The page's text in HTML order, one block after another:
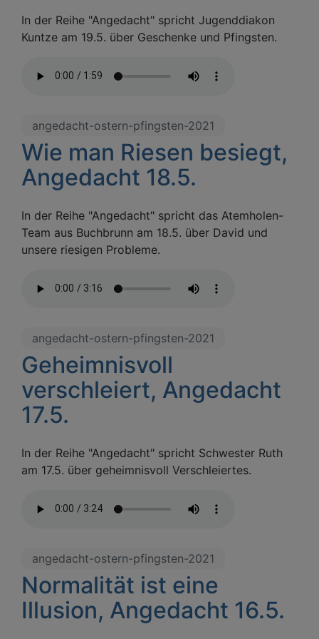
In der Reihe "Angedacht" spricht Jugenddiakon
Kuntze am 19.5. über Geschenke und Pfingsten.
angedacht-ostern-pfingsten-2021
Wie man Riesen besiegt,
Angedacht 18.5.
In der Reihe "Angedacht" spricht das Atemholen-
Team aus Buchbrunn am 18.5. über David und
unsere riesigen Probleme.
angedacht-ostern-pfingsten-2021
Geheimnisvoll
verschleiert, Angedacht
17.5.
In der Reihe "Angedacht" spricht Schwester Ruth
am 17.5. über geheimnisvoll Verschleiertes.
angedacht-ostern-pfingsten-2021
Normalität ist eine
Illusion, Angedacht 16.5.